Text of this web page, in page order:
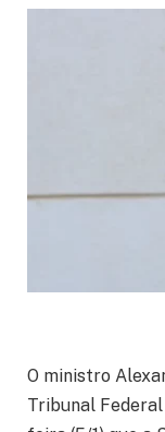
O ministro
Tribunal